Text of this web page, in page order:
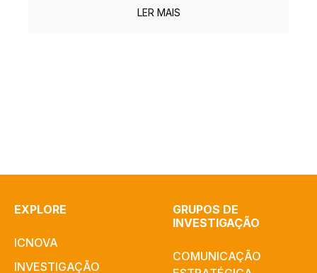
LER MAIS
EXPLORE
ICNOVA
INVESTIGAÇÃO
GRUPOS DE
INVESTIGAÇÃO
COMUNICAÇÃO